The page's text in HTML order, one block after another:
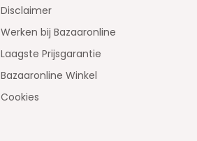
Disclaimer
Werken bij Bazaaronline
Laagste Prijsgarantie
Bazaaronline Winkel
Cookies